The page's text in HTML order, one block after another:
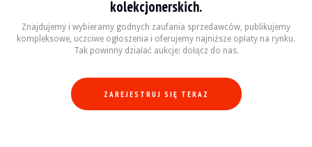
0261 Boczna poduszka powietrzna dla pasażerów z tyłu
0338 Zestaw sportowy M II
0354 Zielona opaska na przednią szybę
0386 Relingi dachowe
0423 Welurowe dywaniki podłogowe
0431 Automatyczne wewnętrzne lusterko wsteczne dzień/noc.
0441 Zestaw palacza
kolekcjonerskich.
Znajdujemy i wybieramy godnych zaufania sprzedawców, publikujemy
kompleksowe, uczciwe ogłoszenia i oferujemy najniższe opłaty na rynku.
Tak powinny działać aukcje: dołącz do nas.
ZAREJESTRUJ SIĘ TERAZ